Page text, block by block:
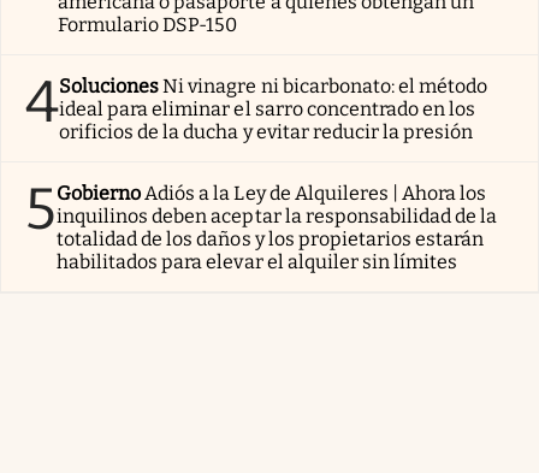
Formulario DSP-150
4SolucionesNi vinagre ni bicarbonato: el método
ideal para eliminar el sarro concentrado en los
orificios de la ducha y evitar reducir la presión
5GobiernoAdiós a la Ley de Alquileres | Ahora los
inquilinos deben aceptar la responsabilidad de la
totalidad de los daños y los propietarios estarán
habilitados para elevar el alquiler sin límites